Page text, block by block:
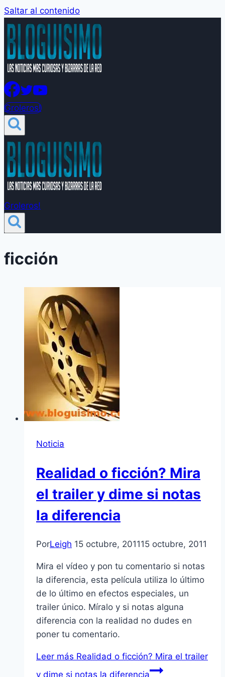
Saltar al contenido
Groleros!
Groleros!
ficción
Noticia
Realidad o ficción? Mira
el trailer y dime si notas
la diferencia
PorLeigh 15 octubre, 201115 octubre, 2011
Mira el ví­deo y pon tu comentario si notas
la diferencia, esta pelí­cula utiliza lo último
de lo último en efectos especiales, un
trailer único. Mí­ralo y si notas alguna
diferencia con la realidad no dudes en
poner tu comentario.
Leer más Realidad o ficción? Mira el trailer
y dime si notas la diferencia